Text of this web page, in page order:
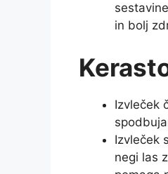
in bolj
Izvleček
Izvleček
negi las